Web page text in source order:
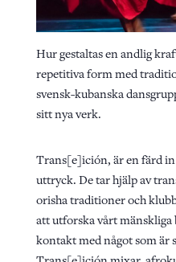
Hur gestaltas en andlig
repetitiva form med
svensk-kubanska
sitt nya verk.
Trans[e]ición, är en färd in
uttryck. De tar hjälp av
orisha traditioner och
att utforska vårt mänskliga
kontakt med något som är